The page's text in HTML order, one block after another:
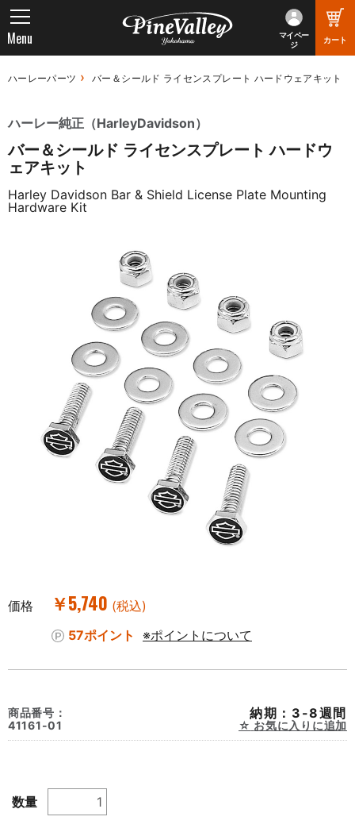
マイペー
ジ
カート
Menu
ハーレーパーツ バー＆シールド ライセンスプレート ハードウェアキット
ハーレー純正（HarleyDavidson）
バー＆シールド ライセンスプレート ハードウ
ェアキット
Harley Davidson Bar & Shield License Plate Mounting
Hardware Kit
価格 ￥5,740 (税込)
57ポイント
※ポイントについて
商品番号：
41161-01
納期：3-8週間
お気に入りに追加
数量